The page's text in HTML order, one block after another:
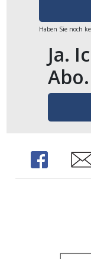
Haben Sie noch
Ja.
Abo.
Share